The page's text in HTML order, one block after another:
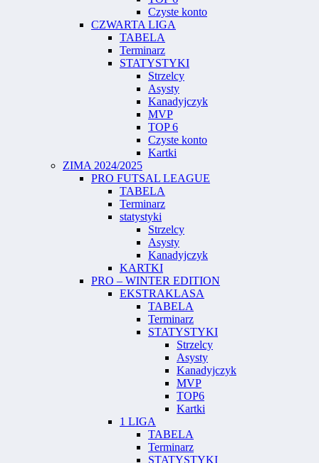
Czyste konto
CZWARTA LIGA
TABELA
Terminarz
STATYSTYKI
Strzelcy
Asysty
Kanadyjczyk
MVP
TOP 6
Czyste konto
Kartki
ZIMA 2024/2025
PRO FUTSAL LEAGUE
TABELA
Terminarz
statystyki
Strzelcy
Asysty
Kanadyjczyk
KARTKI
PRO – WINTER EDITION
EKSTRAKLASA
TABELA
Terminarz
STATYSTYKI
Strzelcy
Asysty
Kanadyjczyk
MVP
TOP6
Kartki
1 LIGA
TABELA
Terminarz
STATYSTYKI